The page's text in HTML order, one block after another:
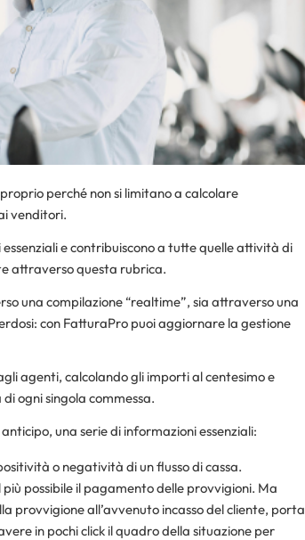
perché non si limitano a calcolare
venditori.
e contribuiscono a tutte quelle attività di
attraverso questa rubrica.
una compilazione “realtime”, sia attraverso una
con FatturaPro puoi aggiornare la gestione
agenti, calcolando gli importi al centesimo e
ogni singola commessa.
una serie di informazioni essenziali:
o negatività di un flusso di cassa.
possibile il pagamento delle provvigioni. Ma
provvigione all’avvenuto incasso del cliente, porta
in pochi click il quadro della situazione per